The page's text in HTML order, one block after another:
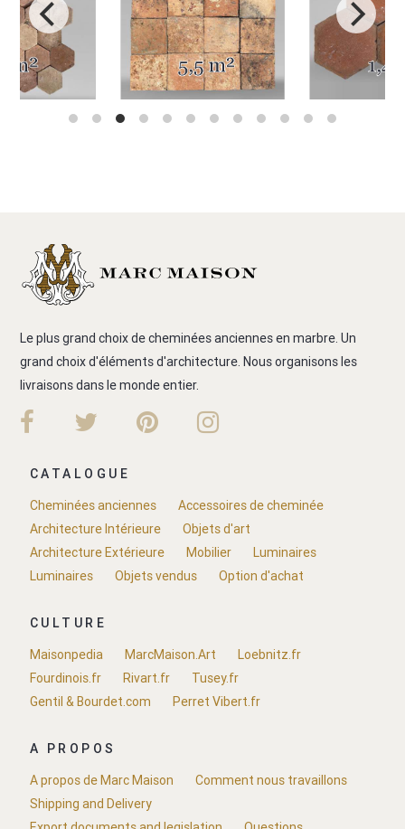
Le plus grand choix de cheminées anciennes en marbre. Un
grand choix d'éléments d'architecture. Nous organisons les
livraisons dans le monde entier.
CATALOGUE
Cheminées anciennes
Accessoires de cheminée
Architecture Intérieure
Objets d'art
Architecture Extérieure
Mobilier
Luminaires
Luminaires
Objets vendus Option d'achat
CULTURE
Maisonpedia
MarcMaison.Art
Loebnitz.fr
Fourdinois.fr
Rivart.fr
Tusey.fr
Gentil & Bourdet.com
Perret Vibert.fr
A PROPOS
A propos de Marc Maison
Comment nous travaillons
Shipping and Delivery